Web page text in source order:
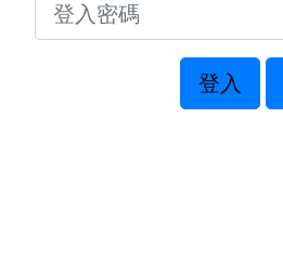
登入